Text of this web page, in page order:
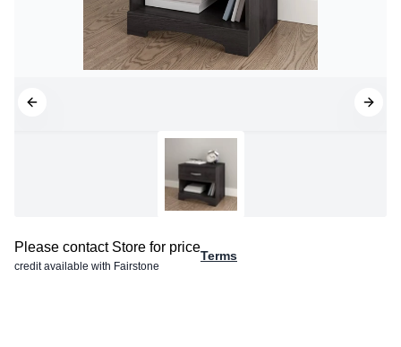
Please contact Store for price
credit available with Fairstone
Terms